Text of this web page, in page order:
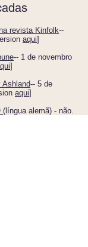
revista Kinfolk--
aqui]
-- 1 de novembro
]
Ashland-- 5 de
aqui]
(língua alemã) - não.